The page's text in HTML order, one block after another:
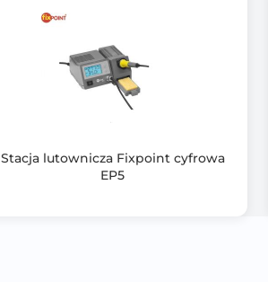
Stacja lutownicza Fixpoint cyfrowa
EP5